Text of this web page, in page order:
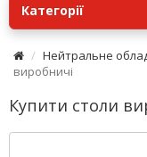
Категорії
Нейтральне
виробничі
Купити столи